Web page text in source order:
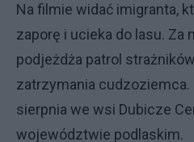
Na filmie widać imigranta,
zaporę i ucieka do lasu. Za
podjeżdża patrol
zatrzymania cudzoziemca.
sierpnia we wsi Dubicze
województwie podlaskim.